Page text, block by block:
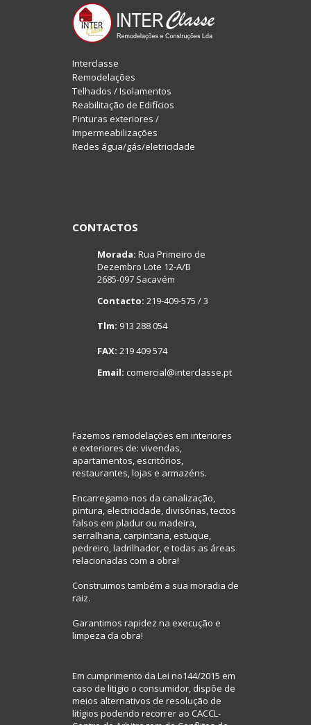
Interclasse
Remodelações
Telhados / Isolamentos
Reabilitação de Edifícios
Pinturas exteriores /
Impermeabilizações
Redes água/gás/eletricidade
CONTACTOS
Morada: Rua Primeiro de
Dezembro Lote 12-A/B
2685-097 Sacavém
Contacto: 219-409-575 / 3
Tlm: 913 288 054
FAX: 219 409 574
Email: comercial@interclasse.pt
Fazemos remodelações em interiores
e exteriores de: vivendas,
apartamentos, escritórios,
restaurantes, lojas e armazéns.
Encarregamo-nos da canalização,
pintura, electricidade, divisórias, tectos
falsos em pladur ou madeira,
serralharia, carpintaria, estuque,
pedreiro, ladrilhador, e todas as áreas
relacionadas com a obra!
Construimos também a sua moradia de
raiz.
Garantimos rapidez na execução e
limpeza da obra!
Em cumprimento da Lei no144/2015 em
caso de litigio o consumidor, dispõe de
meios alternativos de resolução de
litígios podendo recorrer ao CACCL-